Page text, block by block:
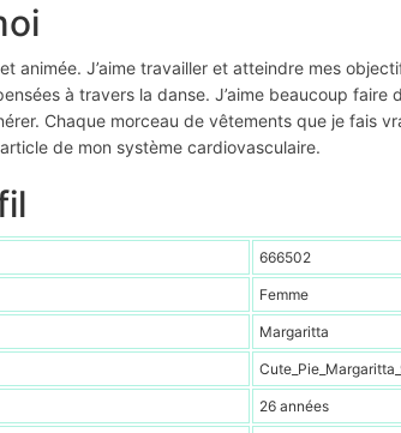
animée. J’aime travailler et atteindre mes
à travers la danse. J’aime beaucoup faire
Chaque morceau de vêtements que je fais
de mon système cardiovasculaire.
666502
Femme
Margaritta
26 années